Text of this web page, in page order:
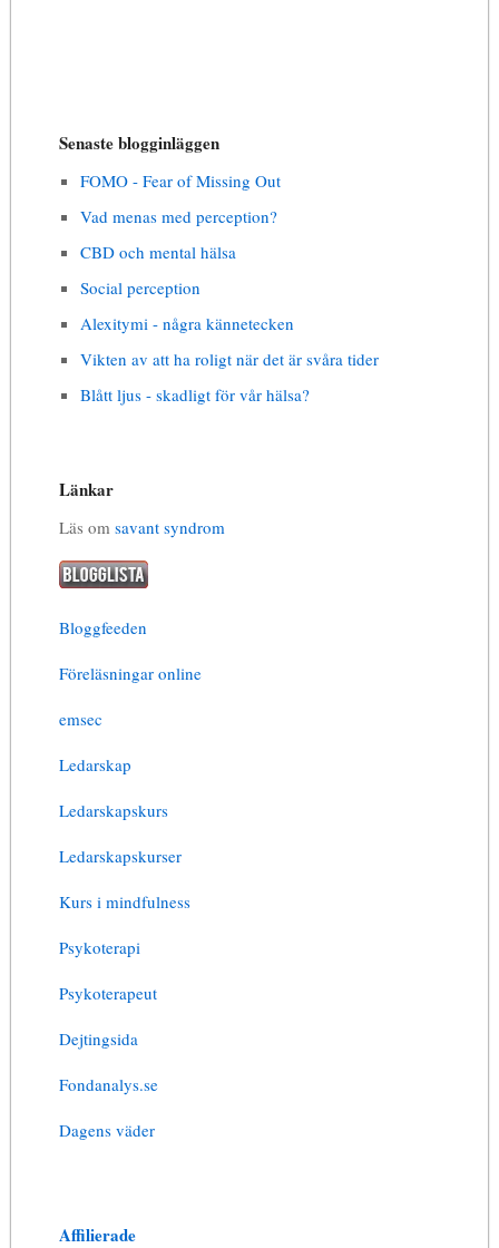
Senaste blogginläggen
FOMO - Fear of Missing Out
Vad menas med perception?
CBD och mental hälsa
Social perception
Alexitymi - några kännetecken
Vikten av att ha roligt när det är svåra tider
Blått ljus - skadligt för vår hälsa?
Länkar
Läs om savant syndrom
Bloggfeeden
Föreläsningar online
emsec
Ledarskap
Ledarskapskurs
Ledarskapskurser
Kurs i mindfulness
Psykoterapi
Psykoterapeut
Dejtingsida
Fondanalys.se
Dagens väder
Affilierade